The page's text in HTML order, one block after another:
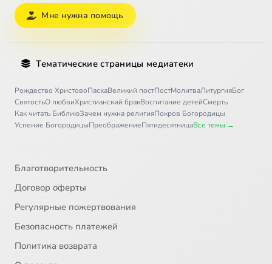
Мне нужна помощь
Тематические страницы медиатеки
Рождество ХристовоПасхаВеликий постПостМолитваЛитургияБог
СвятостьО любвиХристианский бракВоспитание детейСмерть
Как читать БиблиюЗачем нужна религияПокров Богородицы
Успение БогородицыПреображениеПятидесятницаВсе темы →
Благотворительность
Договор оферты
Регулярные пожертвования
Безопасность платежей
Политика возврата